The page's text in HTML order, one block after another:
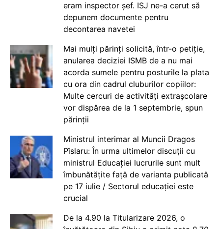
eram inspector șef. ISJ ne-a cerut să
depunem documente pentru
decontarea navetei
Mai mulți părinți solicită, într-o petiție,
anularea deciziei ISMB de a nu mai
acorda sumele pentru posturile la plata
cu ora din cadrul cluburilor copiilor:
Multe cercuri de activități extrașcolare
vor dispărea de la 1 septembrie, spun
părinții
Ministrul interimar al Muncii Dragos
Pîslaru: În urma ultimelor discuții cu
ministrul Educației lucrurile sunt mult
îmbunătățite față de varianta publicată
pe 17 iulie / Sectorul educației este
crucial
De la 4.90 la Titularizare 2026, o